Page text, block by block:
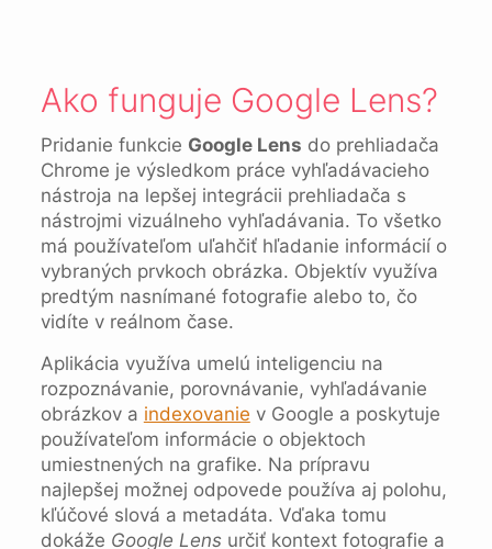
Ako funguje Google Lens?
Pridanie funkcie Google Lens do prehliadača
Chrome je výsledkom práce vyhľadávacieho
nástroja na lepšej integrácii prehliadača s
nástrojmi vizuálneho vyhľadávania. To všetko
má používateľom uľahčiť hľadanie informácií o
vybraných prvkoch obrázka. Objektív využíva
predtým nasnímané fotografie alebo to, čo
vidíte v reálnom čase.
Aplikácia využíva umelú inteligenciu na
rozpoznávanie, porovnávanie, vyhľadávanie
obrázkov a indexovanie v Google a poskytuje
používateľom informácie o objektoch
umiestnených na grafike. Na prípravu
najlepšej možnej odpovede používa aj polohu,
kľúčové slová a metadáta. Vďaka tomu
dokáže Google Lensurčiť kontext fotografie a